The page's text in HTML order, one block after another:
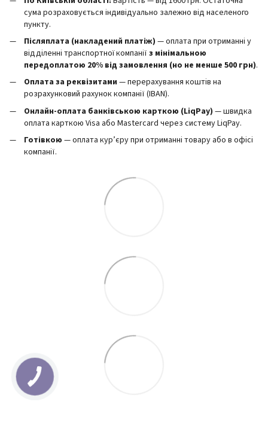
сума розраховується індивідуально залежно від населеного
пункту.
Післяплата (накладений платіж) — оплата при отриманні у
відділенні транспортної компанії з мінімальною
передоплатою 20% від замовлення (но не менше 500 грн).
Оплата за реквізитами — перерахування коштів на
розрахунковий рахунок компанії (IBAN).
Онлайн-оплата банківською карткою (LiqPay) — швидка
оплата карткою Visa або Mastercard через систему LiqPay.
Готівкою — оплата кур’єру при отриманні товару або в офісі
компанії.